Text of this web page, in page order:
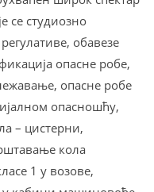
се студиозно
обавезе
опасне робе,
опасне робе
опасношћу,
– цистерни,
кола
1 у возове,